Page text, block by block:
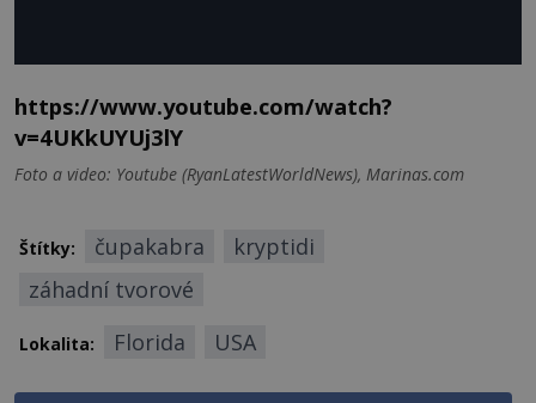
https://www.youtube.com/watch?
v=4UKkUYUj3lY
Foto a video: Youtube (RyanLatestWorldNews), Marinas.com
Štítky: čupakabra
kryptidi
záhadní tvorové
Lokalita: Florida USA